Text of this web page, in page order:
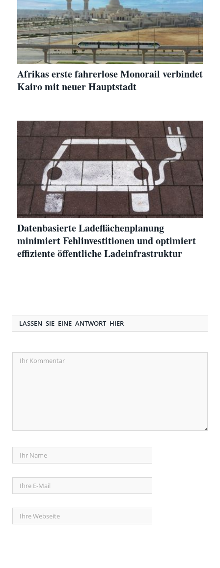
Afrikas erste fahrerlose Monorail verbindet
Kairo mit neuer Hauptstadt
Datenbasierte Ladeflächenplanung
minimiert Fehlinvestitionen und optimiert
effiziente öffentliche Ladeinfrastruktur
LASSEN SIE EINE ANTWORT HIER